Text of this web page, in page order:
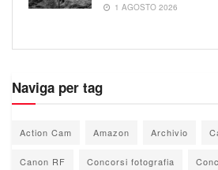
1 AGOSTO 2026
Naviga per tag
Action Cam Amazon Archivio
Canon RF Concorsi fotografia